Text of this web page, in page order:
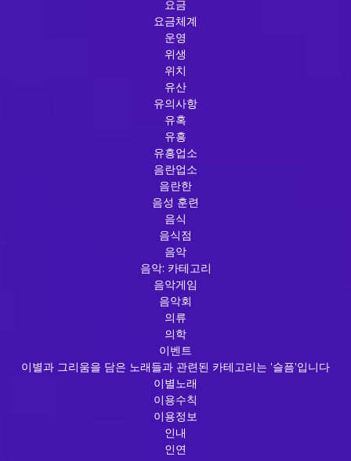
요금
요금체계
운영
위생
위치
유산
유의사항
유혹
유흥
유흥업소
음란업소
음란한
음성 훈련
음식
음식점
음악
음악: 카테고리
음악게임
음악회
의류
의학
이벤트
이별과 그리움을 담은 노래들과 관련된 카테고리는 '슬픔'입니다
이별노래
이용수칙
이용정보
인내
인연